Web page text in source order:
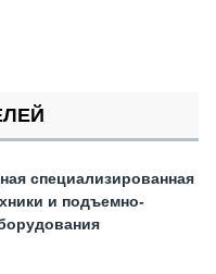
специализированная
и подъемно-